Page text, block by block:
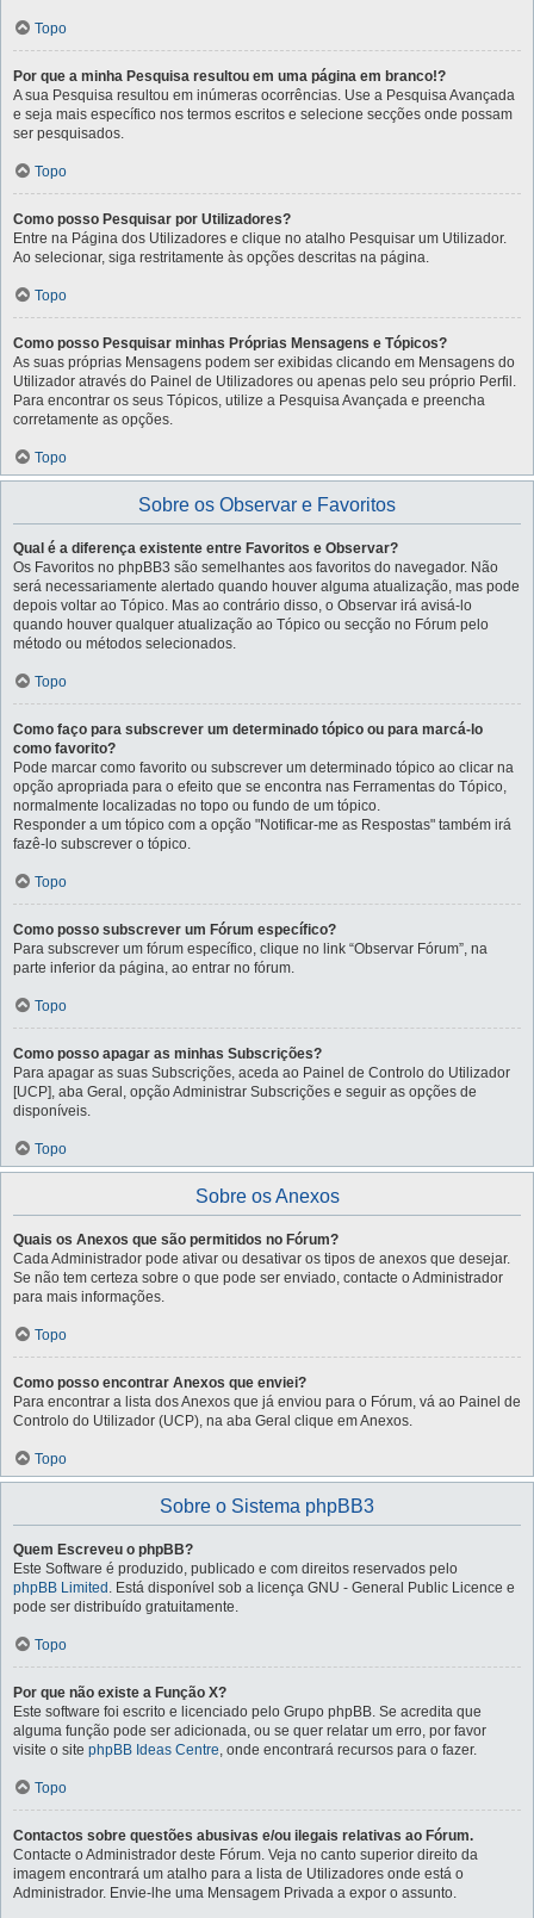
Topo
Por que a minha Pesquisa resultou em uma página em branco!?
A sua Pesquisa resultou em inúmeras ocorrências. Use a Pesquisa Avançada
e seja mais específico nos termos escritos e selecione secções onde possam
ser pesquisados.
Topo
Como posso Pesquisar por Utilizadores?
Entre na Página dos Utilizadores e clique no atalho Pesquisar um Utilizador.
Ao selecionar, siga restritamente às opções descritas na página.
Topo
Como posso Pesquisar minhas Próprias Mensagens e Tópicos?
As suas próprias Mensagens podem ser exibidas clicando em Mensagens do
Utilizador através do Painel de Utilizadores ou apenas pelo seu próprio Perfil.
Para encontrar os seus Tópicos, utilize a Pesquisa Avançada e preencha
corretamente as opções.
Topo
Sobre os Observar e Favoritos
Qual é a diferença existente entre Favoritos e Observar?
Os Favoritos no phpBB3 são semelhantes aos favoritos do navegador. Não
será necessariamente alertado quando houver alguma atualização, mas pode
depois voltar ao Tópico. Mas ao contrário disso, o Observar irá avisá-lo
quando houver qualquer atualização ao Tópico ou secção no Fórum pelo
método ou métodos selecionados.
Topo
Como faço para subscrever um determinado tópico ou para marcá-lo
como favorito?
Pode marcar como favorito ou subscrever um determinado tópico ao clicar na
opção apropriada para o efeito que se encontra nas Ferramentas do Tópico,
normalmente localizadas no topo ou fundo de um tópico.
Responder a um tópico com a opção "Notificar-me as Respostas" também irá
fazê-lo subscrever o tópico.
Topo
Como posso subscrever um Fórum específico?
Para subscrever um fórum específico, clique no link “Observar Fórum”, na
parte inferior da página, ao entrar no fórum.
Topo
Como posso apagar as minhas Subscrições?
Para apagar as suas Subscrições, aceda ao Painel de Controlo do Utilizador
[UCP], aba Geral, opção Administrar Subscrições e seguir as opções de
disponíveis.
Topo
Sobre os Anexos
Quais os Anexos que são permitidos no Fórum?
Cada Administrador pode ativar ou desativar os tipos de anexos que desejar.
Se não tem certeza sobre o que pode ser enviado, contacte o Administrador
para mais informações.
Topo
Como posso encontrar Anexos que enviei?
Para encontrar a lista dos Anexos que já enviou para o Fórum, vá ao Painel de
Controlo do Utilizador (UCP), na aba Geral clique em Anexos.
Topo
Sobre o Sistema phpBB3
Quem Escreveu o phpBB?
Este Software é produzido, publicado e com direitos reservados pelo
phpBB Limited . Está disponível sob a licença GNU - General Public Licence e
pode ser distribuído gratuitamente.
Topo
Por que não existe a Função X?
Este software foi escrito e licenciado pelo Grupo phpBB. Se acredita que
alguma função pode ser adicionada, ou se quer relatar um erro, por favor
visite o site phpBB Ideas Centre, onde encontrará recursos para o fazer.
Topo
Contactos sobre questões abusivas e/ou ilegais relativas ao Fórum.
Contacte o Administrador deste Fórum. Veja no canto superior direito da
imagem encontrará um atalho para a lista de Utilizadores onde está o
Administrador. Envie-lhe uma Mensagem Privada a expor o assunto.